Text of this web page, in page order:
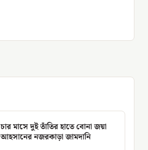
চার মাসে দুই তাঁতির হাতে বোনা জয়া
আহসানের নজরকাড়া জামদানি